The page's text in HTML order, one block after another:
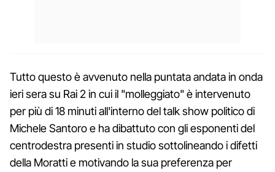
Tutto questo è avvenuto nella puntata andata in onda
ieri sera su Rai 2 in cui il "molleggiato" è intervenuto
per più di 18 minuti all'interno del talk show politico di
Michele Santoro e ha dibattuto con gli esponenti del
centrodestra presenti in studio sottolineando i difetti
della Moratti e motivando la sua preferenza per